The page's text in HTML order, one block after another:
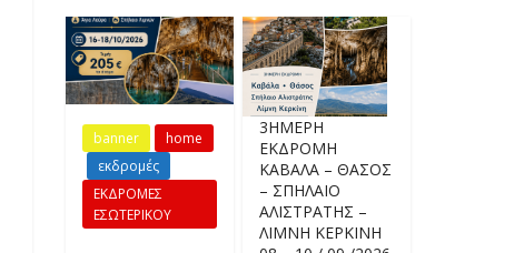
banner
home
εκδρομές
ΕΚΔΡΟΜΕΣ
ΕΣΩΤΕΡΙΚΟΥ
3ΗΜΕΡΗ
ΕΚΔΡΟΜΗ
ΚΑΒΑΛΑ – ΘΑΣΟΣ
– ΣΠΗΛΑΙΟ
ΑΛΙΣΤΡΑΤΗΣ –
ΛΙΜΝΗ ΚΕΡΚΙΝΗ